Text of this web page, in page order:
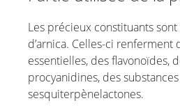
Marronnier d’Inde
Vigne rouge
Huile Sacha Inchi
Sauge
Les précieux constituants
d’arnica. Celles-ci renferment
essentielles, des flavonoïdes,
procyanidines, des
sesquiterpènelactones.